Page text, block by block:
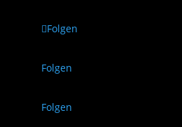
Folgen
Folgen
Folgen